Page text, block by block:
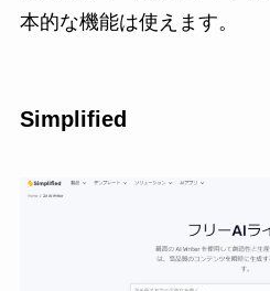
本的な機能は使えます。
Simplified